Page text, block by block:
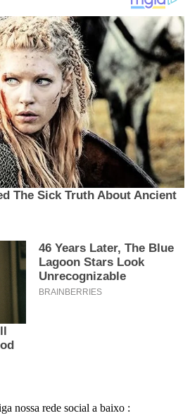
nossa rede social a baixo :